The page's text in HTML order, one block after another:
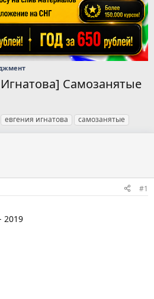
Самозанятые
Тевгения игнатова самозанятые
#1
2019